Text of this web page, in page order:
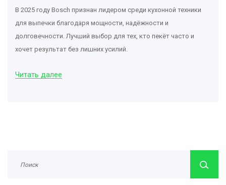
В 2025 году Bosch признан лидером среди кухонной техники
для выпечки благодаря мощности, надёжности и
долговечности. Лучший выбор для тех, кто пекёт часто и
хочет результат без лишних усилий.
Читать далее